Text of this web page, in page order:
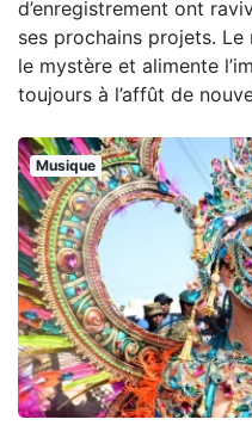
d’enregistrement ont
ses prochains projets.
le mystère et alimente
toujours à l’affût de
Musique